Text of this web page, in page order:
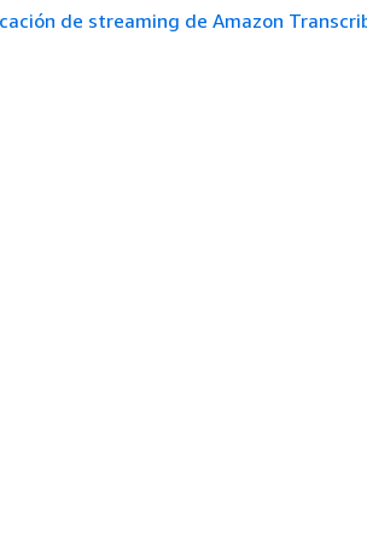
de streaming de Amazon